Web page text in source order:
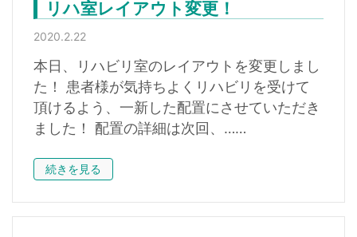
リハ室レイアウト変更！
2020.2.22
本日、リハビリ室のレイアウトを変更しまし
た！ 患者様が気持ちよくリハビリを受けて
頂けるよう、一新した配置にさせていただき
ました！ 配置の詳細は次回、……
続きを見る